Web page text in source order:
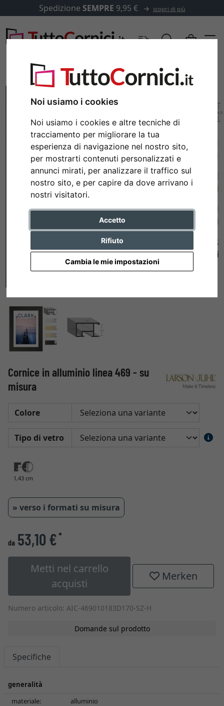
Noi usiamo i cookies
Noi usiamo i cookies e altre tecniche di
tracciamento per migliorare la tua
esperienza di navigazione nel nostro sito,
per mostrarti contenuti personalizzati e
annunci mirati, per analizzare il traffico sul
nostro sito, e per capire da dove arrivano i
nostri visitatori.
Accetto
Rifiuto
Cambia le mie impostazioni
Spedizione SEMPRE 9,95 € scopri di più
Indietro
Cornice in alluminio linea 469 - su
misura
Colore
Tipo di vetro
1,43 cm
» verso i formati su misura
da 53,10 €*
Metti nel carrello
acquisti
Merken
Numero articolo: AIC-469010183D170-SZ-H
Domande sul prodotto
Specifiche
generalità
materiale:
alluminio